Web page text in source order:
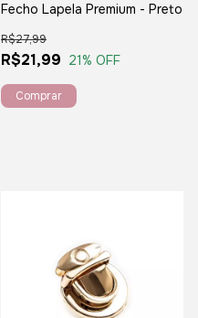
Fecho Lapela Premium - Preto
R$21,99
R$27,99
21% OFF